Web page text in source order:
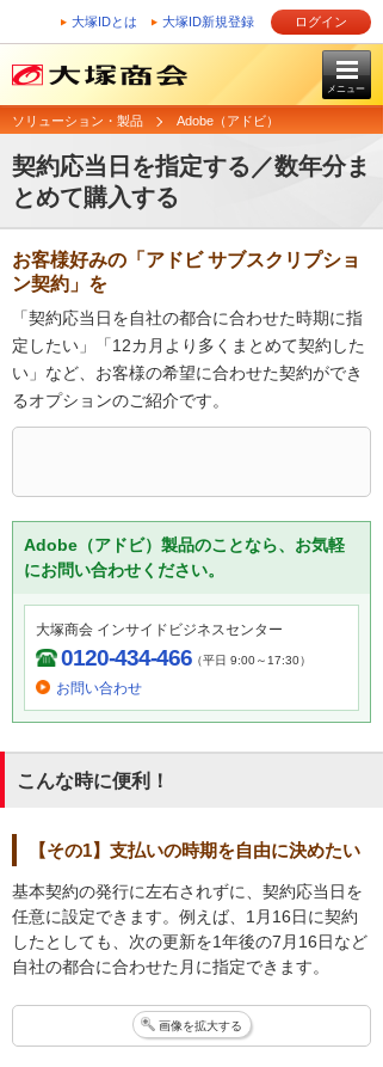
大塚IDとは 大塚ID新規登録 ログイン
メニュー
ソリューション・製品 Adobe（アドビ）
契約応当日を指定する／数年分ま
とめて購入する
お客様好みの「アドビ サブスクリプショ
ン契約」を
「契約応当日を自社の都合に合わせた時期に指
定したい」「12カ月より多くまとめて契約した
い」など、お客様の希望に合わせた契約ができ
るオプションのご紹介です。
Adobe（アドビ）製品のことなら、お気軽
にお問い合わせください。
大塚商会 インサイドビジネスセンター
0120-434-466（平日 9:00～17:30）
お問い合わせ
こんな時に便利！
【その1】支払いの時期を自由に決めたい
基本契約の発行に左右されずに、契約応当日を
任意に設定できます。例えば、1月16日に契約
したとしても、次の更新を1年後の7月16日など
自社の都合に合わせた月に指定できます。
画像を拡大する